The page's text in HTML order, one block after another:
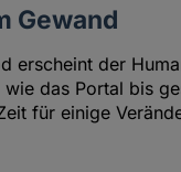
Gewand
erscheint der
das Portal bis
für einige